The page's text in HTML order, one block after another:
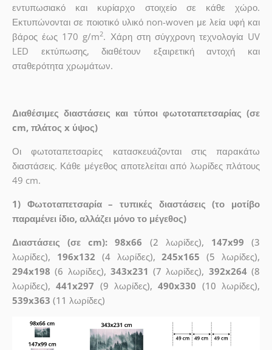
εντυπωσιακό και κυρίαρχο στοιχείο σε κάθε χώρο.
Εκτυπώνονται σε ποιοτικό υλικό non-woven με λεία υφή και
βάρος έως 170 g/m2. Χάρη στη σύγχρονη τεχνολογία UV
LED εκτύπωσης, διαθέτουν εξαιρετική αντοχή και
σταθερότητα χρωμάτων.
Διαθέσιμες διαστάσεις και τύποι φωτοταπετσαρίας (σε
cm, πλάτος x ύψος)
Οι φωτοταπετσαρίες κατασκευάζονται στις παρακάτω
διαστάσεις. Κάθε μέγεθος αποτελείται από λωρίδες πλάτους
49 cm.
1) Φωτοταπετσαρία – τυπικές διαστάσεις (το μοτίβο
παραμένει ίδιο, αλλάζει μόνο το μέγεθος)
Διαστάσεις (σε cm): 98x66 (2 λωρίδες), 147x99 (3
λωρίδες), 196x132 (4 λωρίδες),245x165 (5 λωρίδες),
294x198 (6 λωρίδες), 343x231 (7 λωρίδες), 392x264(8
λωρίδες),441x297 (9 λωρίδες),490x330 (10 λωρίδες),
539x363 (11 λωρίδες)